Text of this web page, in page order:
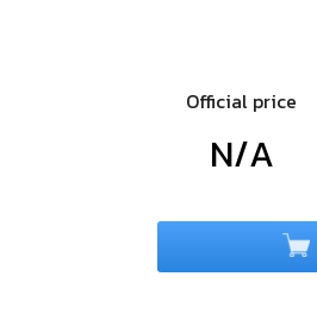
Official price
N/A